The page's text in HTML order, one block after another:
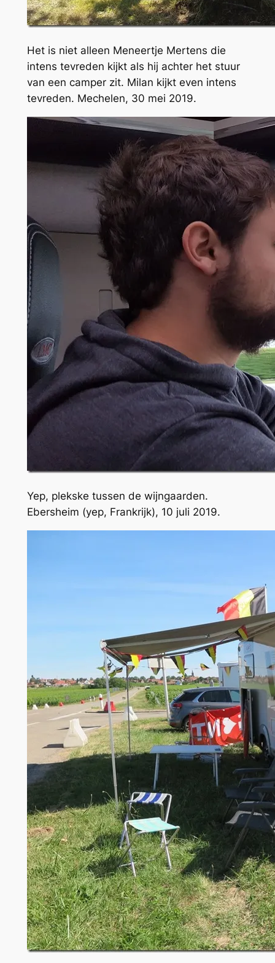
Het is niet alleen Meneertje Mertens die
intens tevreden kijkt als hij achter het stuur
van een camper zit. Milan kijkt even intens
tevreden. Mechelen, 30 mei 2019.
Yep, plekske tussen de wijngaarden.
Ebersheim (yep, Frankrijk), 10 juli 2019.